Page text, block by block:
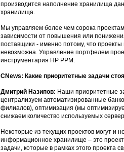
производится наполнение хранилища
хранилища.
Мы управляем более чем сорока
зависимости от повышения или
поставщики - именно потому, что
невозможна. Управление портфелем
инструментария НР PPM.
CNews: Какие приоритетные задачи
Дмитрий Назипов: Наши приоритетные
централизуем автоматизированные
филиалов), оптимизация (мы
снижаем количество используемых
Некоторые из текущих проектов могут и
информационное хранилище – это
задачи, которые в рамках этого проекта